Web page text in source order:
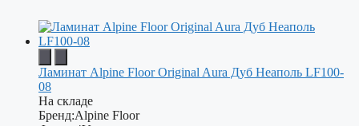
Ламинат Alpine Floor Original Aura Дуб Неаполь LF100-
08
На складе
Бренд:Alpine Floor